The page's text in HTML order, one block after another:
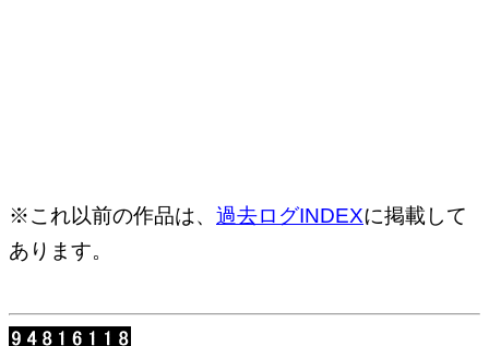
※これ以前の作品は、 過去ログINDEXに掲載して
あります。